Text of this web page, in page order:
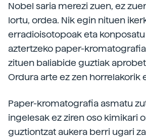
Nobel saria merezi zuen, ez
lortu, ordea. Nik egin nituen
erradioisotopoak eta
aztertzeko paper-
zituen baliabide guztiak
Ordura arte ez zen horrelakorik
Paper-kromatografia asmatu
ingelesak ez ziren oso kimikari
guztiontzat aukera berri ugari